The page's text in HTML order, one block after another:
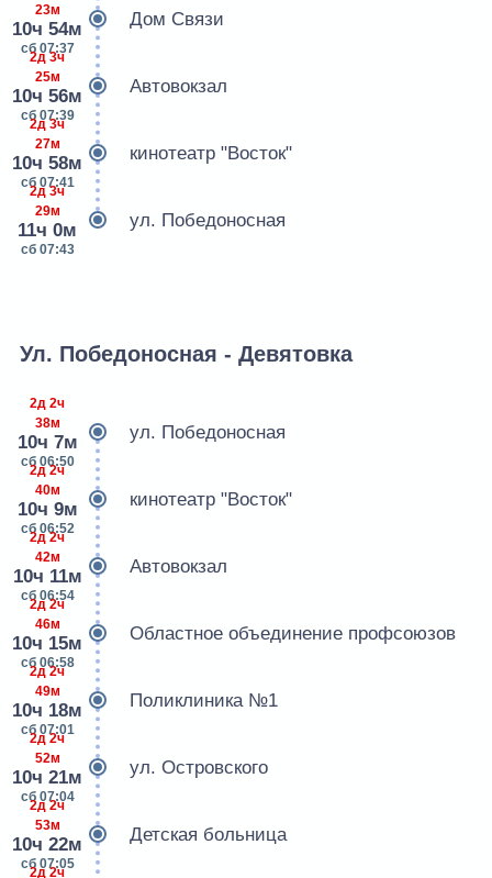
23м
10ч 54м
сб 07:37
Дом Связи
2д 3ч
25м
10ч 56м
сб 07:39
Автовокзал
2д 3ч
27м
10ч 58м
сб 07:41
кинотеатр "Восток"
2д 3ч
29м
11ч 0м
сб 07:43
ул. Победоносная
Ул. Победоносная - Девятовка
2д 2ч
38м
10ч 7м
сб 06:50
ул. Победоносная
2д 2ч
40м
10ч 9м
сб 06:52
кинотеатр "Восток"
2д 2ч
42м
10ч 11м
сб 06:54
Автовокзал
2д 2ч
46м
10ч 15м
сб 06:58
Областное объединение профсоюзов
2д 2ч
49м
10ч 18м
сб 07:01
Поликлиника №1
2д 2ч
52м
10ч 21м
сб 07:04
ул. Островского
2д 2ч
53м
10ч 22м
сб 07:05
Детская больница
2д 2ч